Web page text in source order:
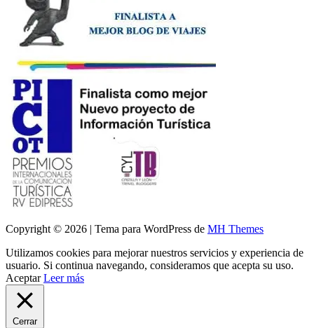
Copyright © 2026 | Tema para WordPress de MH Themes
Utilizamos cookies para mejorar nuestros servicios y experiencia de
usuario. Si continua navegando, consideramos que acepta su uso.
Aceptar Leer más
Cerrar